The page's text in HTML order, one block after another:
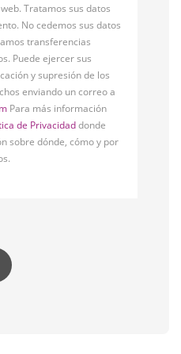
Tratamos sus datos
No cedemos sus datos
transferencias
Puede ejercer sus
y supresión de los
enviando un correo a
Para más información
de Privacidaddonde
sobre dónde, cómo y por